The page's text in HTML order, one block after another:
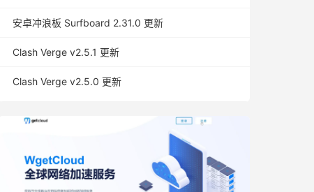
安卓冲浪板 Surfboard 2.31.0 更新
Clash Verge v2.5.1 更新
Clash Verge v2.5.0 更新